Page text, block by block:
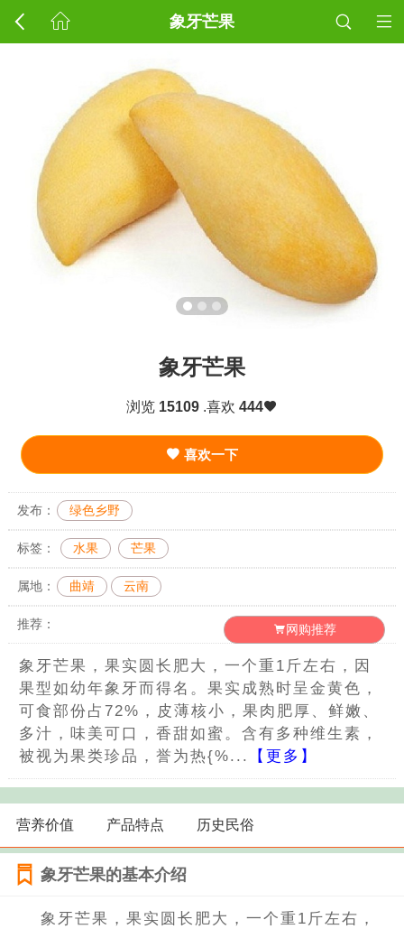
象牙芒果
象牙芒果
浏览 15109 .喜欢 444
喜欢一下
发布： 绿色乡野
标签： 水果 芒果
属地： 曲靖 云南
推荐： 网购推荐
象牙芒果，果实圆长肥大，一个重1斤左右，因
果型如幼年象牙而得名。果实成熟时呈金黄色，
可食部份占72%，皮薄核小，果肉肥厚、鲜嫩、
多汁，味美可口，香甜如蜜。含有多种维生素，
被视为果类珍品，誉为热{%...
【更多】
营养价值 产品特点 历史民俗
象牙芒果的基本介绍
象牙芒果，果实圆长肥大，一个重1斤左右，